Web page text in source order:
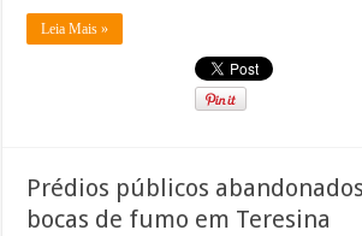
Leia Mais »
Prédios públicos
bocas de fumo em Teresina